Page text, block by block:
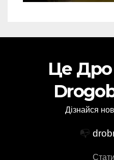
Це Дро
Дізнайся
📭